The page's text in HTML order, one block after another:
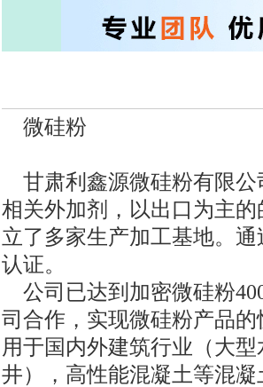
微硅粉
甘肃利鑫源微硅粉有限公
相关外加剂，以出口为主
立了多家生产加工基地。通
认证。
公司已达到加密微硅粉
司合作，实现微硅粉产品
用于国内外建筑行业（大
井），高性能混凝土等混